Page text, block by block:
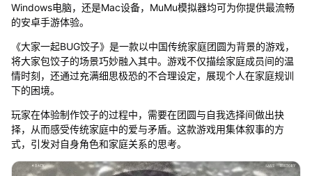
Windows电脑，还是Mac设备，MuMu模拟器均可为你提供最流畅
的安卓手游体验。
《大家一起BUG饺子》是一款以中国传统家庭团圆为背景的游戏，
将大家包饺子的场景巧妙融入其中。游戏不仅描绘家庭成员间的温
情时刻，还通过充满细思极恐的不合理设定，展现个人在家庭规训
下的困境。
玩家在体验制作饺子的过程中，需要在团圆与自我选择间做出抉
择，从而感受传统家庭中的爱与矛盾。这款游戏用集体叙事的方
式，引发对自身角色和家庭关系的思考。